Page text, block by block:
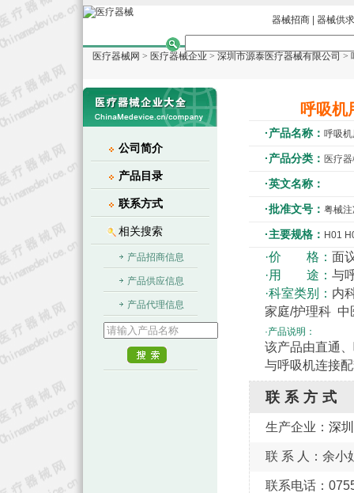
器械招商 器械供求
医疗器械网 > 医疗器械企业 > 深圳市源泰医疗器械有限公司 >
呼吸机
·产品名称： 呼吸
·产品分类： 医疗
·英文名称：
·批准文号： 粤械注
·主要规格： H01
·价 格： 面
·用 途： 与
·科室类别： 内
家庭/护理科 中
·产品说明：
该产品由直通
与呼吸机连接
联系方式
生产企业： 深
联 系 人：余小
联系电话：
公司简介
产品目录
联系方式
相关搜索
产品招商信息
产品供应信息
产品代理信息